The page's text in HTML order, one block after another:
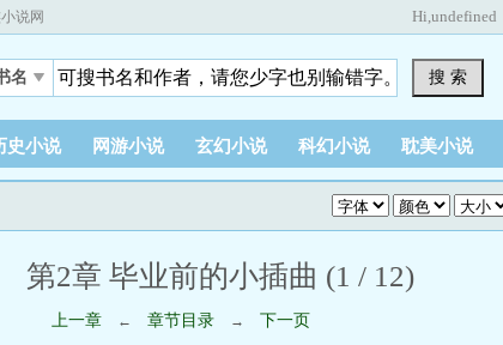
说网 Hi,undefined
名 搜 索
史小说 网游小说 玄幻小说 科幻小说 耽美小说
第2章 毕业前的小插曲 (1 / 12)
上一章 ← 章节目录 → 下一页